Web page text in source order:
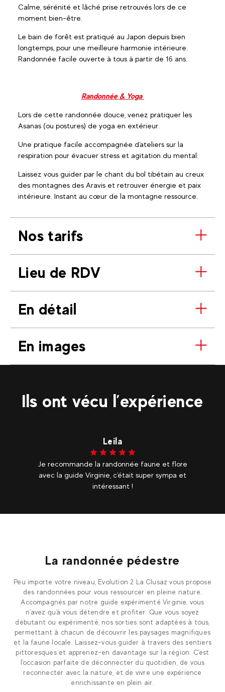
Calme, sérénité et lâché prise retrouvés lors de ce
moment bien-être.
Le bain de forêt est pratiqué au Japon depuis bien
longtemps, pour une meilleure harmonie intérieure.
Randonnée facile ouverte à tous à partir de 16 ans.
Randonnée & Yoga
Lors de cette randonnée douce, venez pratiquer les
Asanas (ou postures) de yoga en extérieur.
Une pratique facile accompagnée d'ateliers sur la
respiration pour évacuer stress et agitation du mental.
Laissez vous guider par le chant du bol tibétain au creux
des montagnes des Aravis et retrouver énergie et paix
intérieure. Instant au cœur de la montagne ressource.
Nos tarifs
Lieu de RDV
En détail
En images
Ils ont vécu l’expérience
Leila
Je recommande la randonnée faune et flore
avec la guide Virginie, c'était super sympa et
intéressant !
La randonnée pédestre
Peu importe votre niveau, Evolution 2 La Clusaz vous propose
des randonnées pour vous ressourcer en pleine nature.
Accompagnés par notre guide expérimenté Virginie, vous
n'avez qu'à vous détendre et profiter. Que vous soyez
débutant ou expérimenté, nos sorties sont adaptées à tous,
permettant à chacun de découvrir les paysages magnifiques
et la faune locale. Laissez-vous guider à travers des sentiers
pittoresques et apprenez-en davantage sur la région. C'est
l'occasion parfaite de déconnecter du quotidien, de vous
reconnecter avec la nature, et de vivre une expérience
enrichissante en plein air.